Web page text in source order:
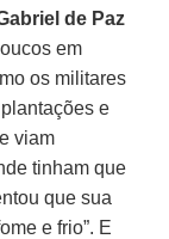
de Paz
em
os militares
e
viam
tinham que
que sua
e frio”. E